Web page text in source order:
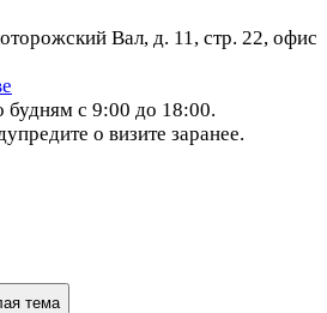
Вал, д. 11, стр. 22, офис
будням с 9:00 до 18:00.
о визите заранее.
тема